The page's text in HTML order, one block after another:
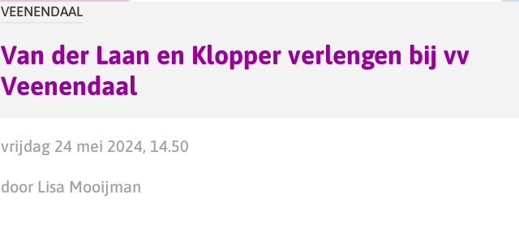
VEENENDAAL
Van der Laan en Klopper verlengen bij vv
Veenendaal
vrijdag 24 mei 2024, 14.50
door Lisa Mooijman